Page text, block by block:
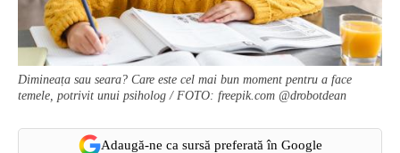
Dimineața sau seara? Care este cel mai bun moment pentru a face
temele, potrivit unui psiholog / FOTO: freepik.com @drobotdean
Adaugă-ne ca sursă preferată în Google